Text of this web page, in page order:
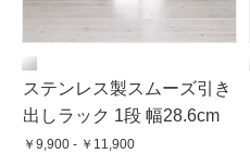
ステンレス製スムーズ引き
出しラック 1段 幅28.6cm
￥9,900 - ￥11,900